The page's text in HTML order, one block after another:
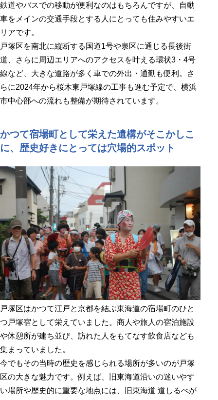
鉄道やバスでの移動が便利なのはもちろんですが、自動
車をメインの交通手段とする人にとっても住みやすいエ
リアです。
戸塚区を南北に縦断する国道1号や泉区に通じる長後街
道、さらに周辺エリアへのアクセスを叶える環状3・4号
線など、大きな道路が多く車での外出・通勤も便利。さ
らに2024年から桜木東戸塚線の工事も進む予定で、横浜
市中心部への流れも整備が期待されています。
かつて宿場町として栄えた遺構がそこかしこ
に、歴史好きにとっては穴場的スポット
戸塚区はかつて江戸と京都を結ぶ東海道の宿場町のひと
つ戸塚宿として栄えていました。商人や旅人の宿泊施設
や休憩所が建ち並び、訪れた人をもてなす飲食店なども
集まっていました。
今でもその当時の歴史を感じられる場所が多いのが戸塚
区の大きな魅力です。例えば、旧東海道沿いの迷いやす
い場所や歴史的に重要な地点には、旧東海道 道しるべが